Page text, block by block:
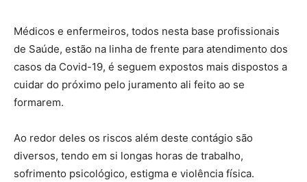
Médicos e enfermeiros, todos nesta base profissionais
de Saúde, estão na linha de frente para atendimento dos
casos da Covid-19, é seguem expostos mais dispostos a
cuidar do próximo pelo juramento ali feito ao se
formarem.
Ao redor deles os riscos além deste contágio são
diversos, tendo em si longas horas de trabalho,
sofrimento psicológico, estigma e violência física.